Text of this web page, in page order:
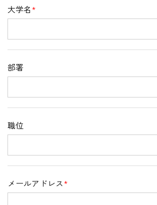
大学名*
部署
職位
メールアドレス*